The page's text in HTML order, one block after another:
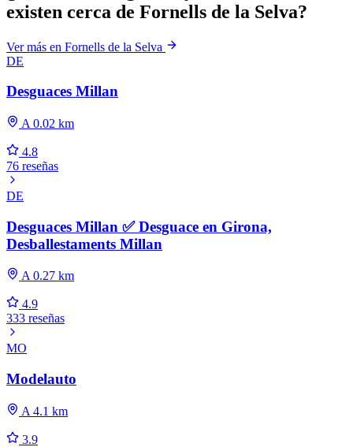
existen cerca de Fornells de la Selva?
Ver más en Fornells de la Selva
DE
Desguaces Millan
A 0.02 km
4.8
76 reseñas
DE
Desguaces Millan ✅ Desguace en Girona,
Desballestaments Millan
A 0.27 km
4.9
333 reseñas
MO
Modelauto
A 4.1 km
3.9